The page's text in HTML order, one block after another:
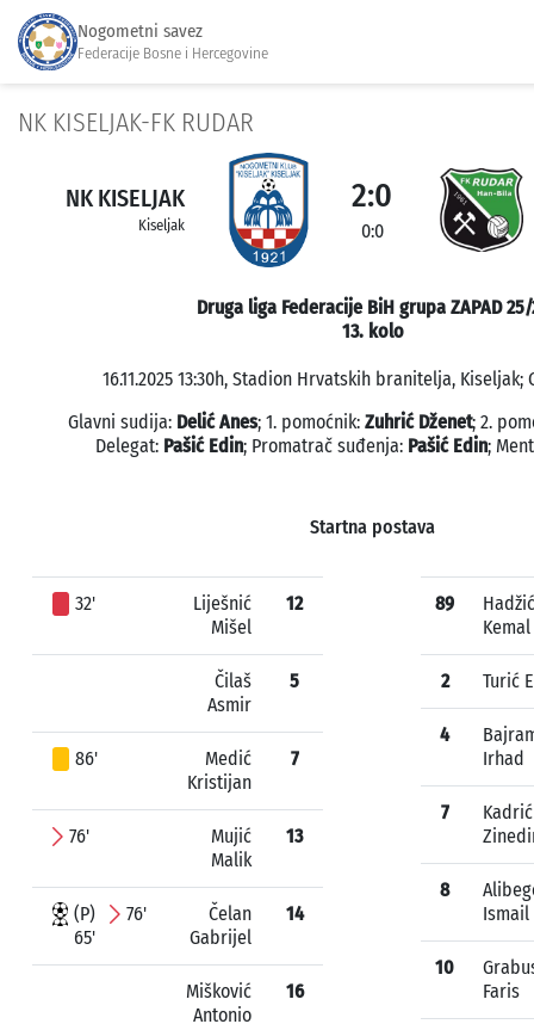
Nogometni savez
Federacije Bosne i Hercegovine
NK KISELJAK-FK RUDAR
NK KISELJAK
Kiseljak
2:0
0:0
Druga liga Federacije BiH grupa ZAPAD 25/
13. kolo
16.11.2025 13:30h, Stadion Hrvatskih branitelja, Kiseljak;
Glavni sudija: Delić Anes; 1. pomoćnik: Zuhrić Dženet; 2.
Delegat: Pašić Edin; Promatrač suđenja: Pašić Edin;
Startna postava
32'
Liješnić
Mišel
12
Čilaš
Asmir
5
86'
Medić
Kristijan
7
76'
Mujić
Malik
13
(P)
65'
76'
Čelan
Gabrijel
14
Mišković
Antonio
16
89
Hadžić
Kemal
2 Turić
4
Irhad
7
Kadrić
8
Ismail
10
Faris